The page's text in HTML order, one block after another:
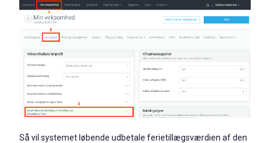
Så vil systemet løbende udbetale ferietillægsværdien af den